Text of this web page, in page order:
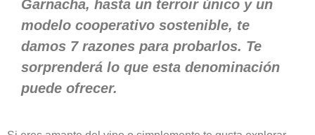
Garnacha, hasta un terroir único y un
modelo cooperativo sostenible, te
damos 7 razones para probarlos. Te
sorprenderá lo que esta denominación
puede ofrecer.